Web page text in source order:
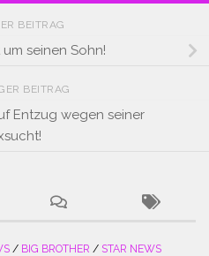
BEITRAG
seinen Sohn!
BEITRAG
Entzug wegen seiner
/ BIG BROTHER / STAR NEWS